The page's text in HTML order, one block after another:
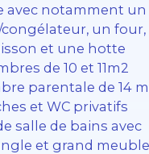
avec notamment un
un four,
et une hotte
de 10 et 11m2
parentale de 14
et WC privatifs
salle de bains avec
et grand meuble